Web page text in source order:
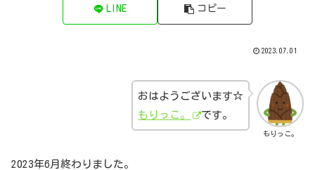
LINE コピー
2023.07.01
もりっこ。
おはようございます☆
もりっこ。
です。
2023年6月終わりました。